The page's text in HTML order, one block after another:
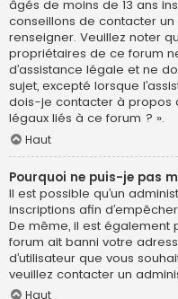
âgés de moins de 13 ans
conseillons de contacter
renseigner. Veuillez noter
propriétaires de ce forum
d’assistance légale et ne
sujet, excepté lorsque
dois-je contacter à propos
légaux liés à ce forum ? ».
Haut
Pourquoi ne puis-je pas
Il est possible qu’un
inscriptions afin
De même, il est également
forum ait banni votre
d’utilisateur que vous
veuillez contacter un
Haut